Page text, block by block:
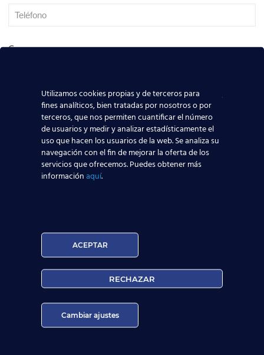
Curso:
informa que tratará los datos personales que facilite
con la finalidad de gestionar su consulta y darle
datos a través del e-mail infor@trabajoaeropuerto.com.
Para más información, por favor, consulte nuestra
Política de Privacidad.
Utilizamos cookies propias y de terceros para
fines analíticos, bien tratadas por nosotros o por
terceros, que nos permiten cuantificar el número
de usuarios y medir y analizar estadísticamente el
uso que hacen los usuarios de la web. Se analiza su
navegación con el fin de mejorar la oferta de los
servicios que ofrecemos. Puedes obtener más
informaciónaquí.
ACEPTAR
RECHAZAR
Cambiar ajustes